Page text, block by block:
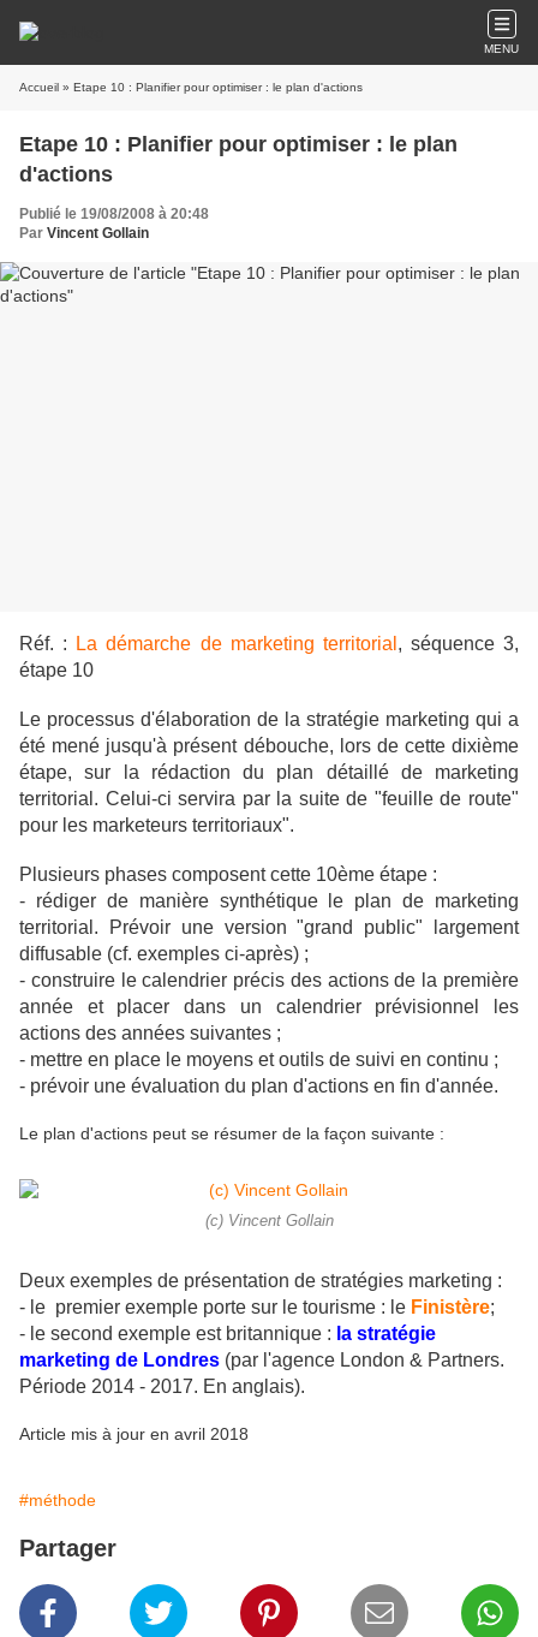
MENU
Accueil » Etape 10 : Planifier pour optimiser : le plan d'actions
Etape 10 : Planifier pour optimiser : le plan
d'actions
Publié le 19/08/2008 à 20:48
Par Vincent Gollain
Réf. : La démarche de marketing territorial , séquence 3,
étape 10
Le processus d'élaboration de la stratégie marketing qui a
été mené jusqu'à présent débouche, lors de cette dixième
étape, sur la rédaction du plan détaillé de marketing
territorial. Celui-ci servira par la suite de "feuille de route"
pour les marketeurs territoriaux".
Plusieurs phases composent cette 10ème étape :
- rédiger de manière synthétique le plan de marketing
territorial. Prévoir une version "grand public" largement
diffusable (cf. exemples ci-après) ;
- construire le calendrier précis des actions de la première
année et placer dans un calendrier prévisionnel les
actions des années suivantes ;
- mettre en place le moyens et outils de suivi en continu ;
- prévoir une évaluation du plan d'actions en fin d'année.
Le plan d'actions peut se résumer de la façon suivante :
(c) Vincent Gollain
Deux exemples de présentation de stratégies marketing :
- le premier exemple porte sur le tourisme : le Finistère;
- le second exemple est britannique : la stratégie
marketing de Londres (par l'agence London & Partners.
Période 2014 - 2017. En anglais).
Article mis à jour en avril 2018
#méthode
Partager